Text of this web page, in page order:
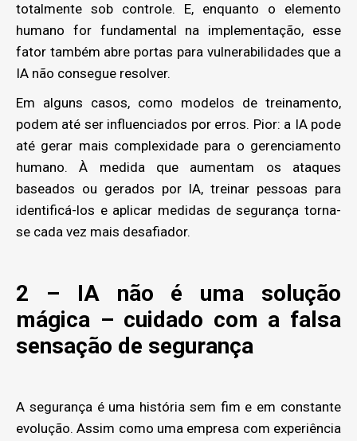
totalmente sob controle. E, enquanto o elemento
humano for fundamental na implementação, esse
fator também abre portas para vulnerabilidades que a
IA não consegue resolver.
Em alguns casos, como modelos de treinamento,
podem até ser influenciados por erros. Pior: a IA pode
até gerar mais complexidade para o gerenciamento
humano. À medida que aumentam os ataques
baseados ou gerados por IA, treinar pessoas para
identificá-los e aplicar medidas de segurança torna-
se cada vez mais desafiador.
2 – IA não é uma solução
mágica – cuidado com a falsa
sensação de segurança
A segurança é uma história sem fim e em constante
evolução. Assim como uma empresa com experiência